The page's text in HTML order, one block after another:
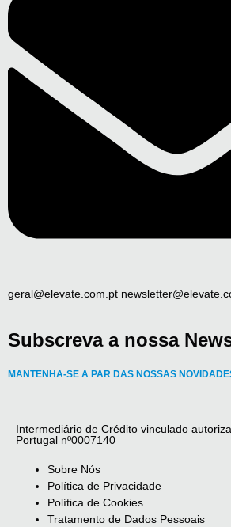
geral@elevate.com.pt
Subscreva a nossa
MANTENHA-SE A PAR DAS NOSSAS
Intermediário de Crédito vinculado
Portugal nº0007140
Sobre Nós
Política de Privacidade
Política de Cookies
Tratamento de Dados Pessoais